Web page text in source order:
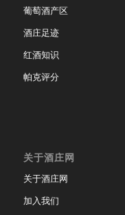
葡萄酒产区
酒庄足迹
红酒知识
帕克评分
关于酒庄网
关于酒庄网
加入我们